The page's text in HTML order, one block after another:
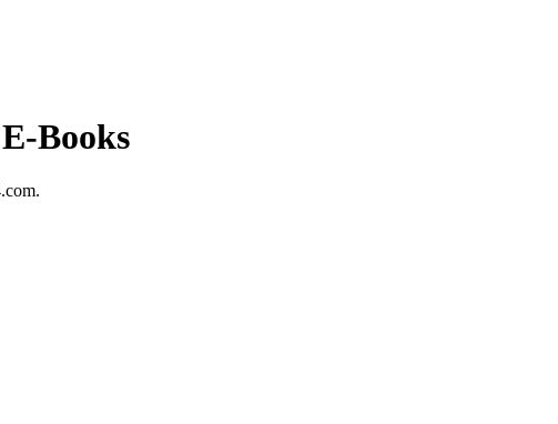
Books